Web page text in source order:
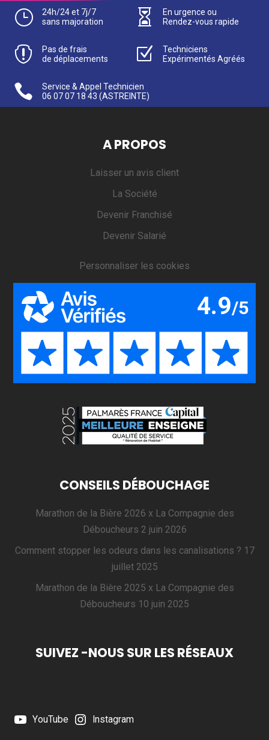
}
24h/24 et 7j/7
sans majoration

En urgence ou
Rendez-vous rapide

Pas de frais
de déplacements
Z
Techniciens
Expérimentés Agréés

Service & Appel Technicien
06 07 07 18 43 (ASTREINTE)
A PROPOS
Laisser un avis client
La Société
Devenir Franchisé
Devenir Salarié
Personnaliser les cookies
CONSEILS DÉBOUCHAGE
Marathon de la Bière 2026 x La Compagnie des
Déboucheurs 2 juin 2026
Comment stopper les odeurs dans les canalisations ? 17
juillet 2025
Marathon de la Bière 2025 x La Compagnie des
Déboucheurs 10 juin 2025
SUIVEZ -NOUS SUR LES RÉSEAUX
YouTube Instagram